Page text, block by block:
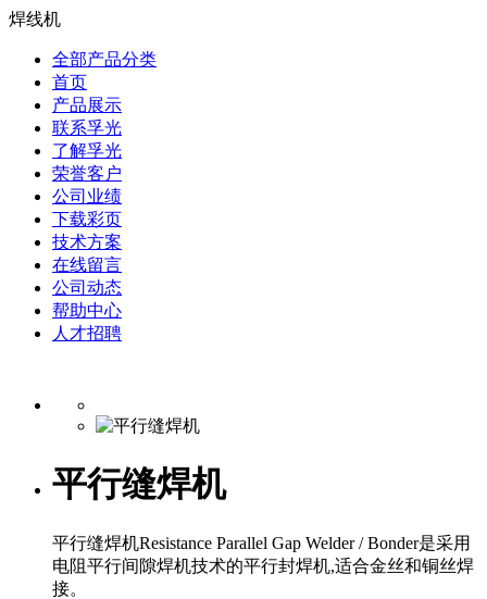
焊线机
全部产品分类
首页
产品展示
联系孚光
了解孚光
荣誉客户
公司业绩
下载彩页
技术方案
在线留言
公司动态
帮助中心
人才招聘
平行缝焊机
平行缝焊机Resistance Parallel Gap Welder / Bonder是采用
电阻平行间隙焊机技术的平行封焊机,适合金丝和铜丝焊
接。